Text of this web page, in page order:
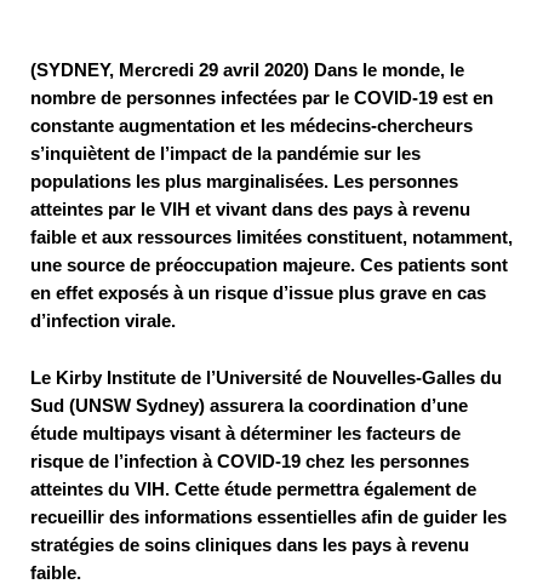
Retrouvez toutes les cellules Émergence, actives ou
inactives.
(SYDNEY, Mercredi 29 avril 2020) Dans le monde, le
nombre de personnes infectées par le COVID-19 est en
constante augmentation et les médecins-chercheurs
s’inquiètent de l’impact de la pandémie sur les
populations les plus marginalisées. Les personnes
atteintes par le VIH et vivant dans des pays à revenu
faible et aux ressources limitées constituent, notamment,
une source de préoccupation majeure. Ces patients sont
en effet exposés à un risque d’issue plus grave en cas
d’infection virale.
Le Kirby Institute de l’Université de Nouvelles-Galles du
Sud (UNSW Sydney) assurera la coordination d’une
étude multipays visant à déterminer les facteurs de
risque de l’infection à COVID-19 chez les personnes
atteintes du VIH. Cette étude permettra également de
recueillir des informations essentielles afin de guider les
stratégies de soins cliniques dans les pays à revenu
faible.